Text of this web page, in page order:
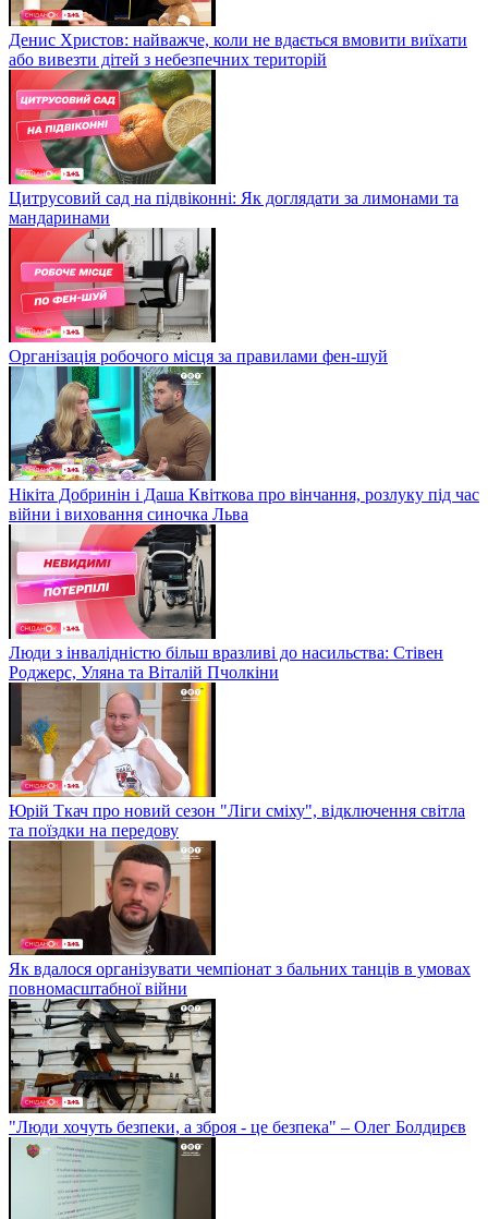
Денис Христов: найважче, коли не вдається вмовити виїхати
або вивезти дітей з небезпечних територій
Цитрусовий сад на підвіконні: Як доглядати за лимонами та
мандаринами
Організація робочого місця за правилами фен-шуй
Нікіта Добринін і Даша Квіткова про вінчання, розлуку під час
війни і виховання синочка Льва
Люди з інвалідністю більш вразливі до насильства: Стівен
Роджерс, Уляна та Віталій Пчолкіни
Юрій Ткач про новий сезон "Ліги сміху", відключення світла
та поїздки на передову
Як вдалося організувати чемпіонат з бальних танців в умовах
повномасштабної війни
"Люди хочуть безпеки, а зброя - це безпека" – Олег Болдирєв